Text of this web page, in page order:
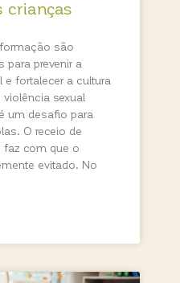
crianças
são
para prevenir a
e fortalecer a cultura
violência sexual
um desafio para
O receio de
faz com que o
evitado. No